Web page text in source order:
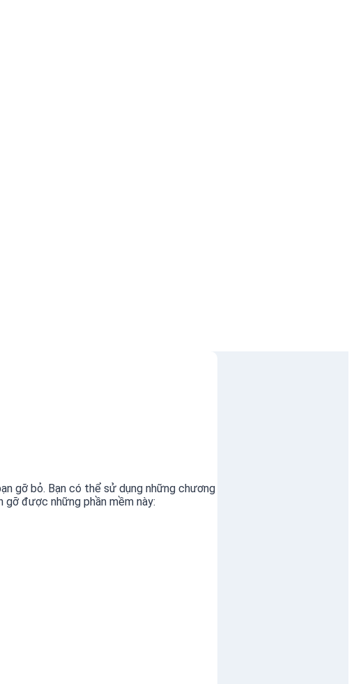
gỡ bỏ. Bạn có thể sử dụng những chương
gỡ được những phần mềm này: